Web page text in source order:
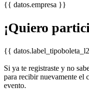
{{ datos.empresa }}
¡Quiero
{{
Si ya te registraste y no
para recibir nuevamente el
evento.